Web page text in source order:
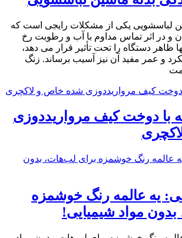
لباسشویی یکی از مشکلات رایجی است که
و در اثر تماس مداوم با آب و رطوبت رخ
ظاهر دستگاه را تحت تأثیر قرار می ‌دهد،
و عمر مفید آن نیز آسیب برساند. زنگ
با دوخت کیف مرواریددوزی
یه عالمه رنگ خوشمزه
مواد شیمیایی!